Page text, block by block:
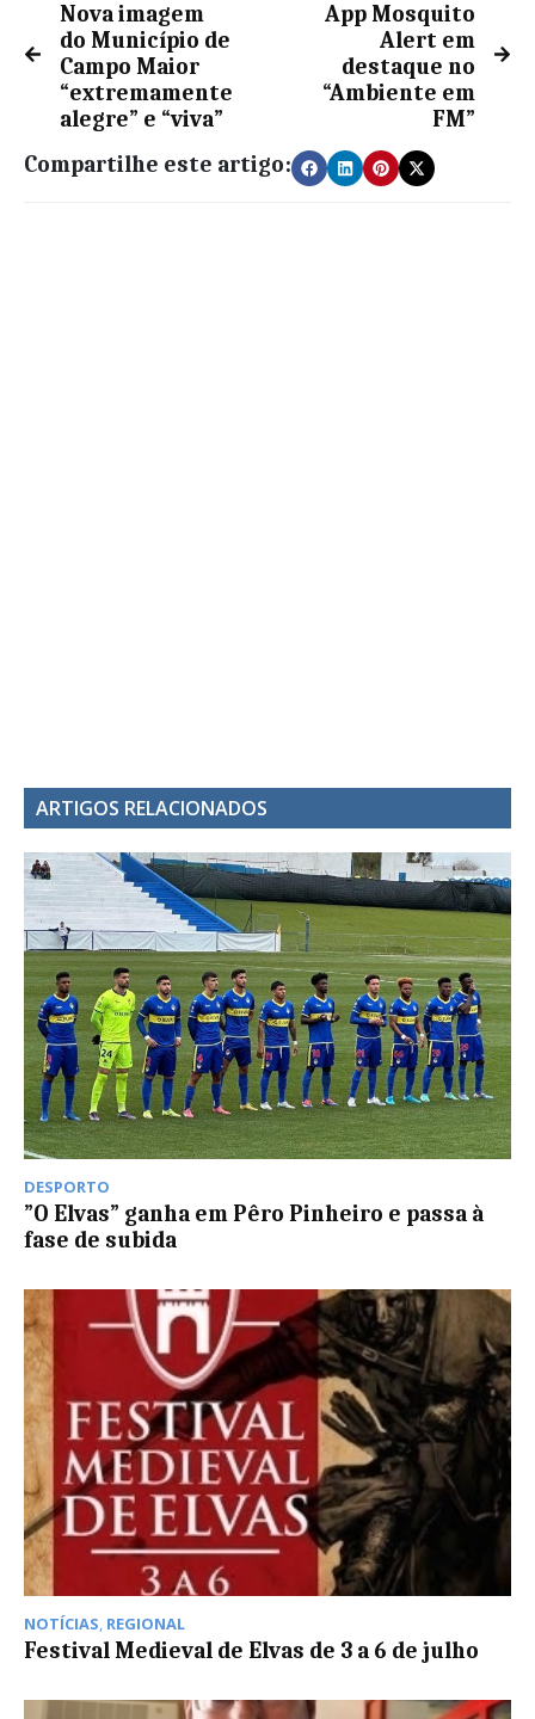
​Nova imagem
do Município de
Campo Maior
“extremamente
alegre” e “viva”
App Mosquito
Alert em
destaque no
“Ambiente em
FM”
Compartilhe este artigo:
ARTIGOS RELACIONADOS
DESPORTO
”O Elvas” ganha em Pêro Pinheiro e passa à
fase de subida
NOTÍCIAS, REGIONAL
Festival Medieval de Elvas de 3 a 6 de julho